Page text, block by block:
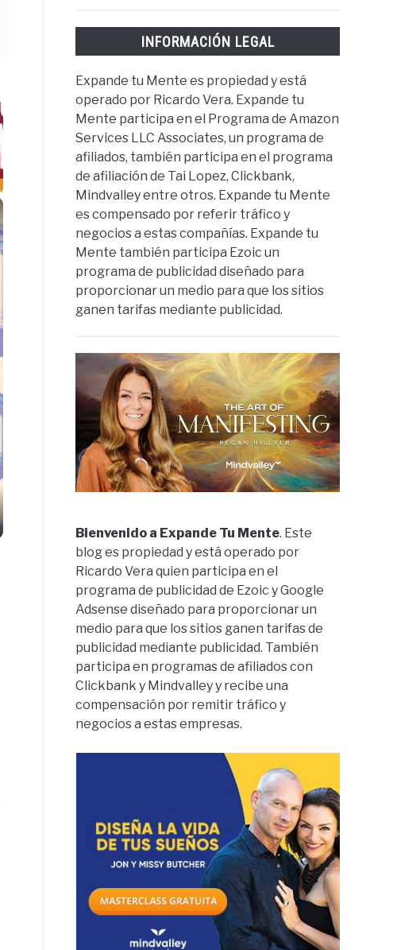
INFORMACIÓN LEGAL
Expande tu Mente es propiedad y está
operado por Ricardo Vera. Expande tu
Mente participa en el Programa de Amazon
Services LLC Associates, un programa de
afiliados, también participa en el programa
de afiliación de Tai Lopez, Clickbank,
Mindvalley entre otros. Expande tu Mente
es compensado por referir tráfico y
negocios a estas compañías. Expande tu
Mente también participa Ezoic un
programa de publicidad diseñado para
proporcionar un medio para que los sitios
ganen tarifas mediante publicidad.
Bienvenido a Expande Tu Mente. Este
blog es propiedad y está operado por
Ricardo Vera quien participa en el
programa de publicidad de Ezoic y Google
Adsense diseñado para proporcionar un
medio para que los sitios ganen tarifas de
publicidad mediante publicidad. También
participa en programas de afiliados con
Clickbank y Mindvalley y recibe una
compensación por remitir tráfico y
negocios a estas empresas.